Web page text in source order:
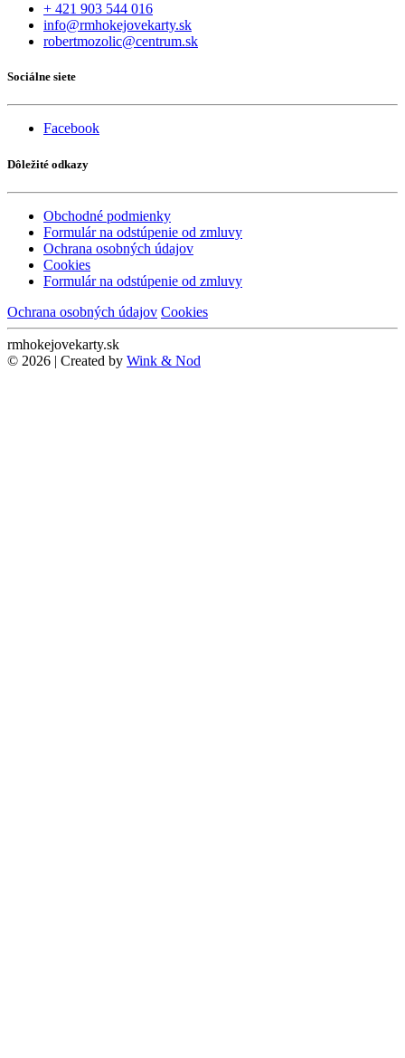
+ 421 903 544 016
info@rmhokejovekarty.sk
robertmozolic@centrum.sk
Sociálne siete
Facebook
Dôležité odkazy
Obchodné podmienky
Formulár na odstúpenie od zmluvy
Ochrana osobných údajov
Cookies
Formulár na odstúpenie od zmluvy
Ochrana osobných údajov Cookies
rmhokejovekarty.sk
© 2026 | Created by Wink & Nod